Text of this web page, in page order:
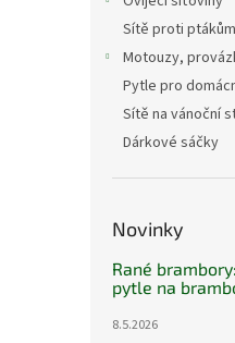
Sítě proti ptákům
Motouzy,
Pytle pro
Sítě na vánoční
Dárkové sáčky
Novinky
Rané
pytle na
8.5.2026